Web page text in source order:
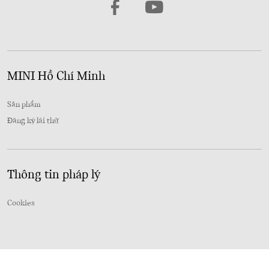
MINI Hồ Chí Minh
Sản phẩm
Đăng ký lái thử
Thông tin pháp lý
Cookies